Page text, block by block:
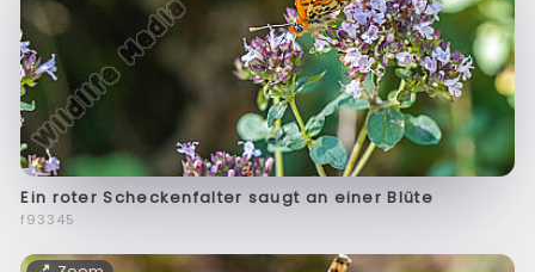
Ein roter Scheckenfalter saugt an einer Blüte
f93345